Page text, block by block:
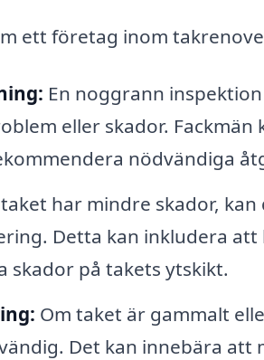
ett företag inom
En noggrann
eller skador.
nödvändiga
har mindre skador,
Detta kan inkludera att
skador på takets ytskikt.
Om taket är gammalt
Det kan innebära att